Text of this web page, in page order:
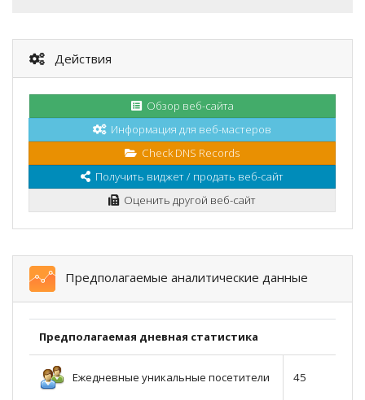
Действия
Обзор веб-сайта
Информация для веб-мастеров
Check DNS Records
Получить виджет / продать веб-сайт
Оценить другой веб-сайт
Предполагаемые аналитические данные
Предполагаемая дневная статистика
Ежедневные уникальные посетители 45